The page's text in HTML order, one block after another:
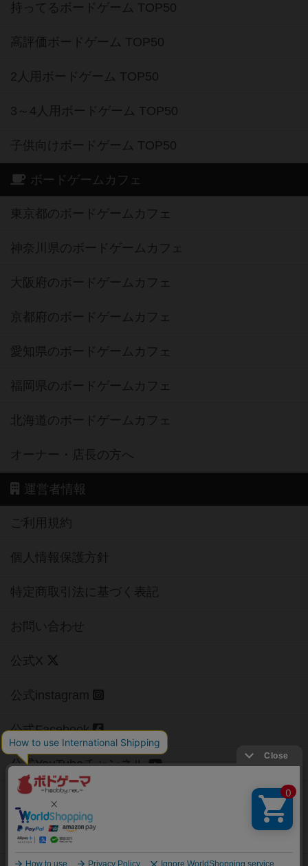
持ってるボードゲーム TOP50
高評価ボードゲーム TOP50
2人用ボードゲーム TOP50
3～4人用ボードゲーム TOP50
子供向けボードゲーム TOP50
ボードゲームカフェ
東京都のボードゲームカフェ
神奈川県のボードゲームカフェ
大阪府のボードゲームカフェ
京都府のボードゲームカフェ
愛知県のボードゲームカフェ
福岡県のボードゲームカフェ
北海道のボードゲームカフェ
オーナー・店長の方へ
運営者情報
ご利用規約
個人情報保護方針
特定商取引法に基づく表記
お問い合わせ
公式X
公式instagram
公式Facebook
公式YouTubeチャンネル